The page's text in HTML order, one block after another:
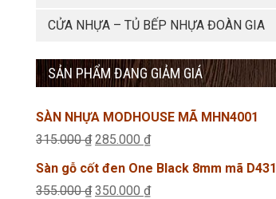
CỬA NHỰA – TỦ BẾP NHỰA ĐOÀN GIA
SẢN PHẨM ĐANG GIẢM GIÁ
SÀN NHỰA MODHOUSE MÃ MHN4001
315.000₫ Giá
gốc
là:
285.000 ₫Giá
hiện
tại
Sàn gỗ cốt đen One Black 8mm mã D431
355.000₫ Giá
350.000 ₫Giá